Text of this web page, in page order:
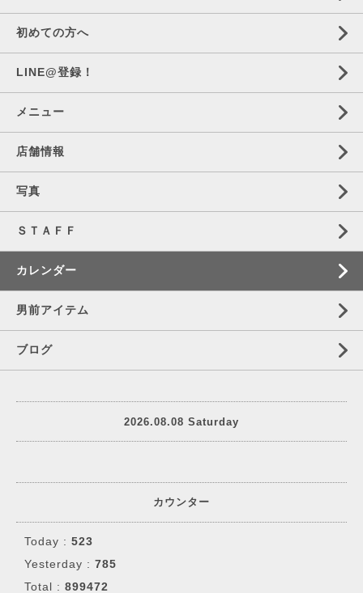
初めての方へ
LINE@登録！
メニュー
店舗情報
写真
ＳＴＡＦＦ
カレンダー
男前アイテム
ブログ
2026.08.08 Saturday
カウンター
Today : 523
Yesterday : 785
Total : 899472